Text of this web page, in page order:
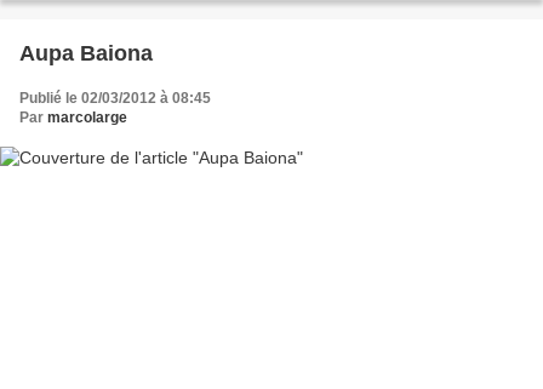
Aupa Baiona
Publié le 02/03/2012 à 08:45
Par marcolarge